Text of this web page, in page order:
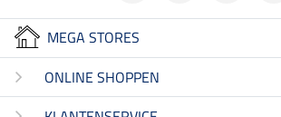
MEGA STORES
ONLINE SHOPPEN